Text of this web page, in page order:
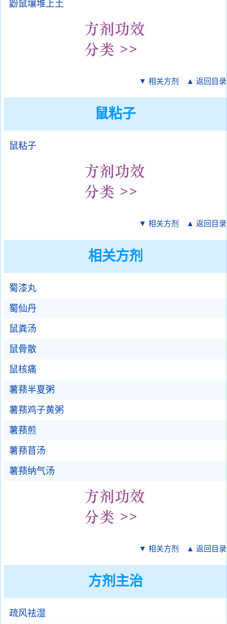
鼢鼠壤堆上土
▼ 相关方剂 ▲ 返回目录
鼠粘子
鼠粘子
▼ 相关方剂 ▲ 返回目录
相关方剂
蜀漆丸
蜀仙丹
鼠粪汤
鼠骨散
鼠核痛
薯蓣半夏粥
薯蓣鸡子黄粥
薯蓣煎
薯蓣苜汤
薯蓣纳气汤
▼ 相关方剂 ▲ 返回目录
方剂主治
疏风祛湿